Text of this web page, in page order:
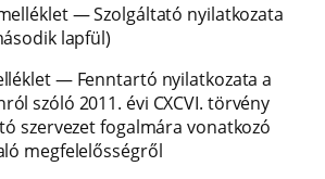
— Szolgáltató nyilatkozata
lapfül)
— Fenntartó nyilatkozata a
szóló 2011. évi CXCVI. törvény
szervezet fogalmára vonatkozó
megfelelősségről